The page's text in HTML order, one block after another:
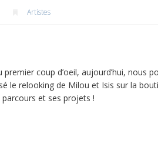
Artistes
coup d’oeil, aujourd’hui, nous
le relooking de Milou et Isis sur la
et ses projets !